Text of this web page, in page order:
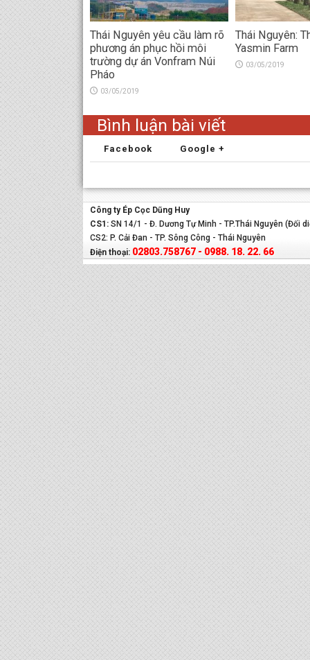
Thái Nguyên yêu cầu làm rõ
phương án phục hồi môi
trường dự án Vonfram Núi
Pháo
03/05/2019
Thái Nguyên:
Yasmin Farm
03/05/2019
Bình luận bài viết
Facebook Google +
Công ty Ép Cọc Dũng Huy
CS1: SN 14/1 - Đ. Dương Tự Minh - TP.Thái Nguyên (Đối
CS2: P. Cải Đan - TP. Sông Công - Thái Nguyên
Điện thoại: 02803.758767 - 0988. 18. 22. 66